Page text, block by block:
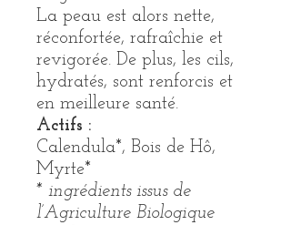
La peau est alors nette,
réconfortée, rafraîchie et
revigorée. De plus, les cils,
hydratés, sont renforcis et
en meilleure santé.
Actifs :
Calendula*, Bois de Hô,
Myrte*
* ingrédients issus de
l’Agriculture Biologique